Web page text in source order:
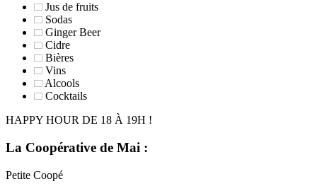
Jus de fruits
Sodas
Ginger Beer
Cidre
Bières
Vins
Alcools
Cocktails
HAPPY HOUR DE 18 À 19H !
La Coopérative de Mai :
Petite Coopé